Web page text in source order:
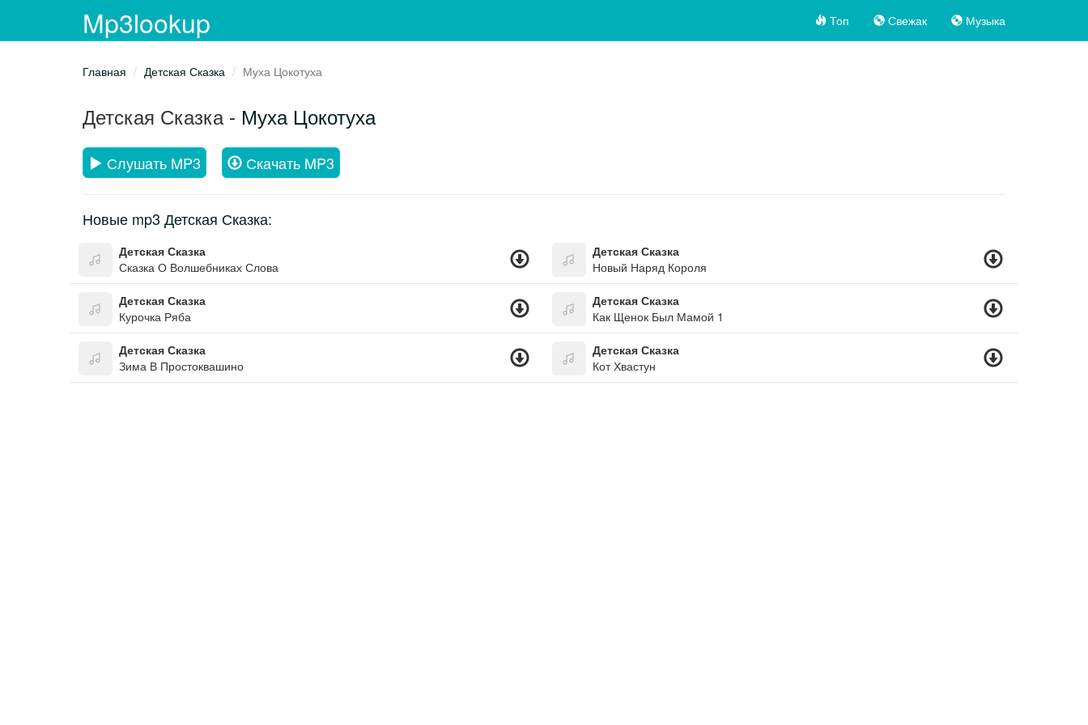
Mp3lookup Топ Свежак Музыка
Главная Детская Сказка Муха Цокотуха
Детская Сказка- Муха Цокотуха
Слушать MP3 Скачать MP3
Новые mp3 Детская Сказка:
Детская Сказка
Сказка О Волшебниках Слова
Детская Сказка
Новый Наряд Короля
Детская Сказка
Курочка Ряба
Детская Сказка
Как Щенок Был Мамой 1
Детская Сказка
Зима В Простоквашино
Детская Сказка
Кот Хвастун